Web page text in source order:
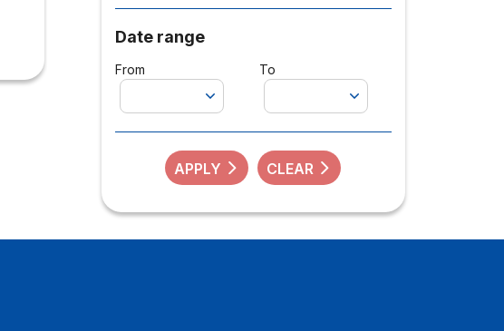
Date range
From To
APPLY CLEAR